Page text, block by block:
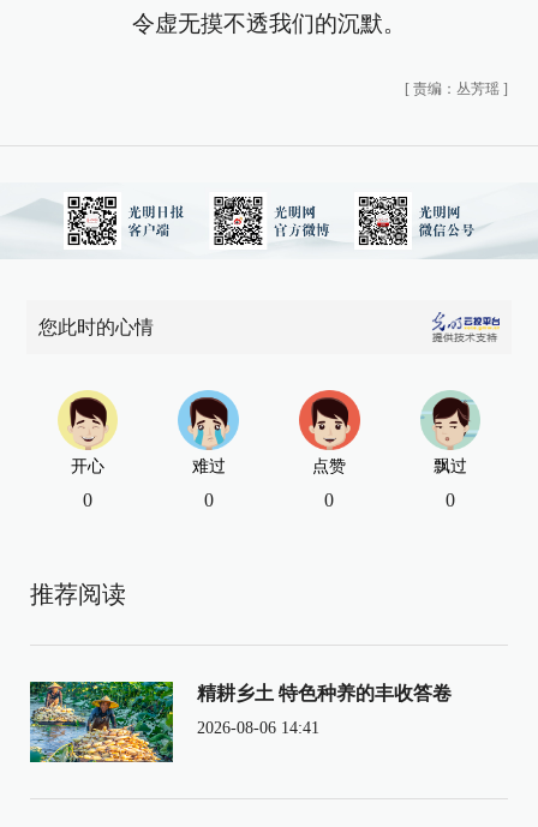
令虚无摸不透我们的沉默。
[ 责编：丛芳瑶 ]
您此时的心情
开心
0
难过
0
点赞
0
飘过
0
推荐阅读
精耕乡土 特色种养的丰收答卷
2026-08-06 14:41